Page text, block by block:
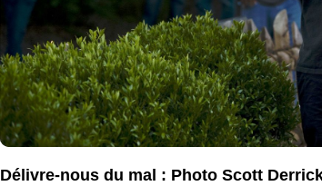
Délivre-nous du mal : Photo Scott